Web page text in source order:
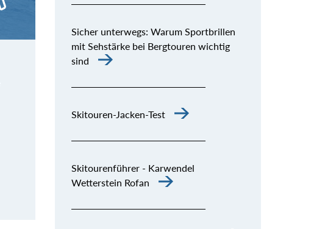
Sicher unterwegs: Warum Sportbrillen
mit Sehstärke bei Bergtouren wichtig
sind
Skitouren-Jacken-Test
Skitourenführer - Karwendel
Wetterstein Rofan